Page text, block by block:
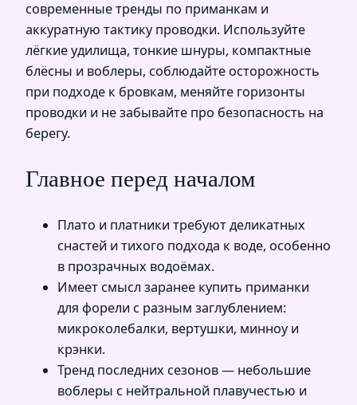
современные тренды по приманкам и
аккуратную тактику проводки. Используйте
лёгкие удилища, тонкие шнуры, компактные
блёсны и воблеры, соблюдайте осторожность
при подходе к бровкам, меняйте горизонты
проводки и не забывайте про безопасность на
берегу.
Главное перед началом
Плато и платники требуют деликатных
снастей и тихого подхода к воде, особенно
в прозрачных водоёмах.
Имеет смысл заранее купить приманки
для форели с разным заглублением:
микроколебалки, вертушки, минноу и
крэнки.
Тренд последних сезонов — небольшие
воблеры с нейтральной плавучестью и